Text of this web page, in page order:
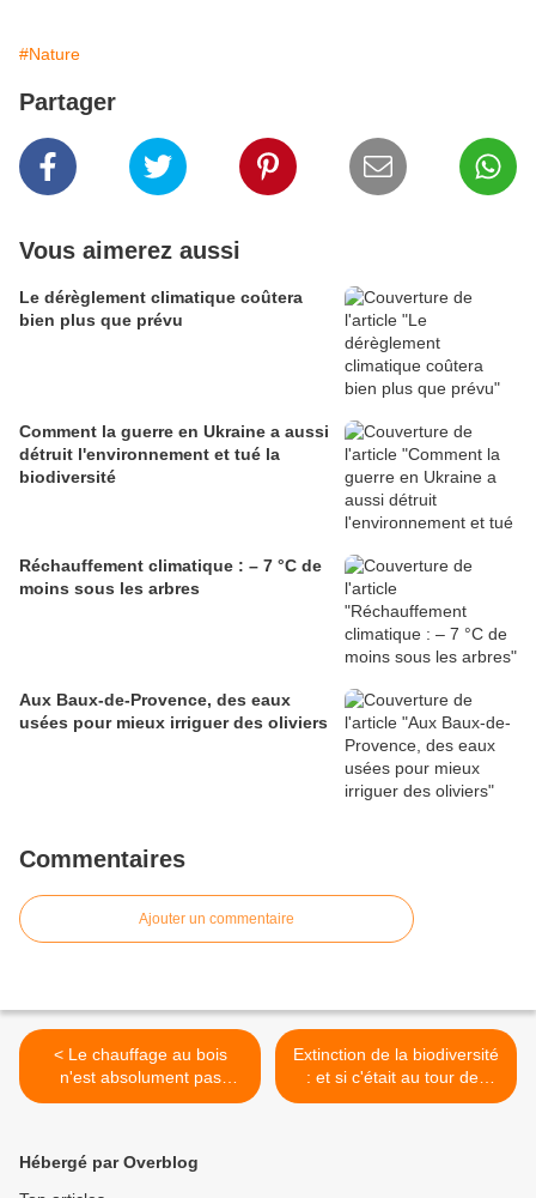
#Nature
Partager
Vous aimerez aussi
Le dérèglement climatique coûtera
bien plus que prévu
Comment la guerre en Ukraine a aussi
détruit l'environnement et tué la
biodiversité
Réchauffement climatique : – 7 °C de
moins sous les arbres
Aux Baux-de-Provence, des eaux
usées pour mieux irriguer des oliviers
Commentaires
Ajouter un commentaire
< Le chauffage au bois
n'est absolument pas
écologique
Extinction de la biodiversité
: et si c'était au tour des
humains ? >
Hébergé par Overblog